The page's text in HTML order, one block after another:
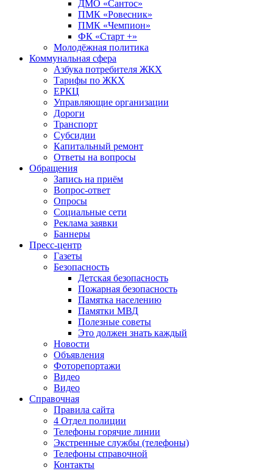
ДМО «Сантос»
ПМК «Ровесник»
ПМК «Чемпион»
ФК «Старт +»
Молодёжная политика
Коммунальная сфера
Азбука потребителя ЖКХ
Тарифы по ЖКХ
ЕРКЦ
Управляющие организации
Дороги
Транспорт
Субсидии
Капитальный ремонт
Ответы на вопросы
Обращения
Запись на приём
Вопрос-ответ
Опросы
Социальные сети
Реклама заявки
Баннеры
Пресс-центр
Газеты
Безопасность
Детская безопасность
Пожарная безопасность
Памятка населению
Памятки МВД
Полезные советы
Это должен знать каждый
Новости
Объявления
Фоторепортажи
Видео
Видео
Справочная
Правила сайта
4 Отдел полиции
Телефоны горячие линии
Экстренные службы (телефоны)
Телефоны справочной
Контакты